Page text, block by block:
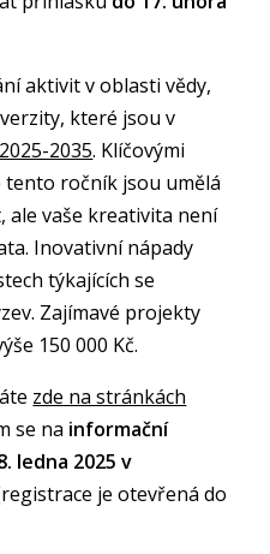
aktivit v oblasti vědy,
které jsou v
2035. Klíčovými
ročník jsou umělá
ale vaše kreativita není
Inovativní nápady
týkajících se
Zajímavé projekty
150 000 Kč.
zde na stránkách
se na informační
ledna 2025 v
je otevřená do